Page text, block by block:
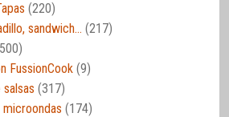
(220)
sandwich… (217)
FussionCook (9)
(317)
(174)